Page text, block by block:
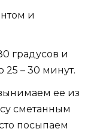
и
градусов и
25 – 30 минут.
ее из
сметанным
посыпаем